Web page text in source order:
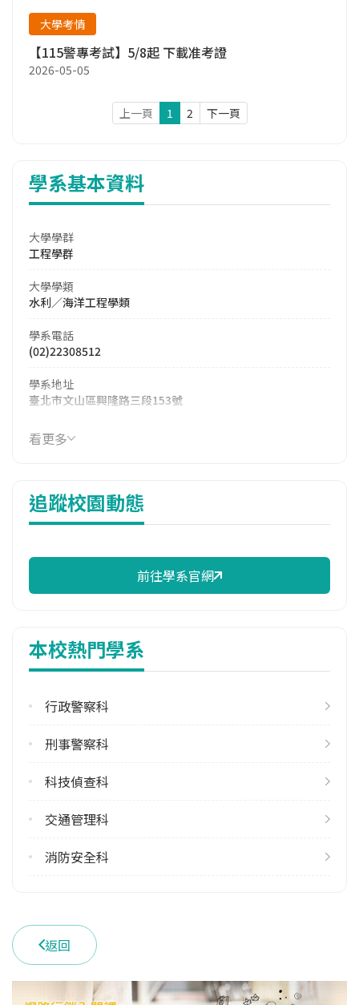
大學考情
【115警專考試】5/8起 下載准考證
2026-05-05
上一頁 1 2 下一頁
學系基本資料
大學學群
工程學群
大學學類
水利／海洋工程學類
學系電話
(02)22308512
學系地址
臺北市文山區興隆路三段153號
看更多
追蹤校園動態
前往學系官網
本校熱門學系
行政警察科
刑事警察科
科技偵查科
交通管理科
消防安全科
返回